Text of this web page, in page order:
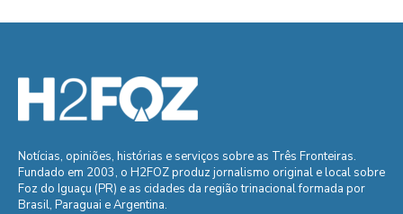
Notícias, opiniões, histórias e serviços sobre as Três Fronteiras.
Fundado em 2003, o H2FOZ produz jornalismo original e local sobre
Foz do Iguaçu (PR) e as cidades da região trinacional formada por
Brasil, Paraguai e Argentina.